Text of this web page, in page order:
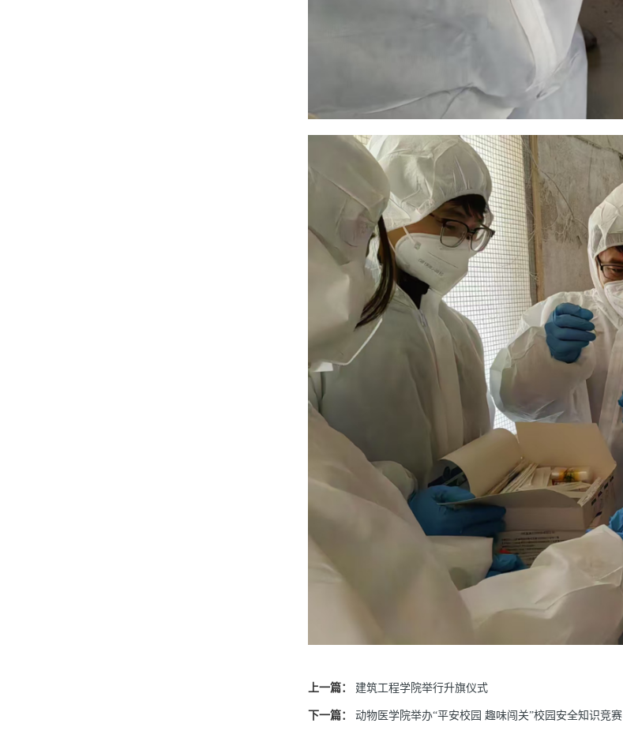
上一篇： 建筑工程学院举行升旗仪式
下一篇： 动物医学院举办“平安校园 趣味闯关”校园安全知识竞赛